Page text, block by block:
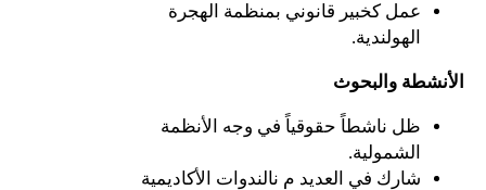
عمل كخبير قانوني بمنظمة الهجرة
الهولندية.
الأنشطة والبحوث
ظل ناشطاً حقوقياً في وجه الأنظمة
الشمولية.
شارك في العديد م نالندوات الأكاديمية